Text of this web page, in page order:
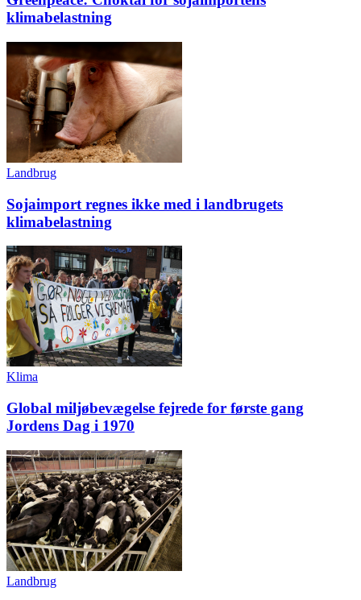
klimabelastning
Landbrug
Sojaimport regnes ikke med i landbrugets
klimabelastning
Klima
Global miljøbevægelse fejrede for første gang
Jordens Dag i 1970
Landbrug